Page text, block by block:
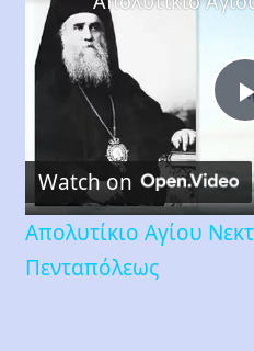
Watch on
Απολυτίκιο Αγίου
Πενταπόλεως